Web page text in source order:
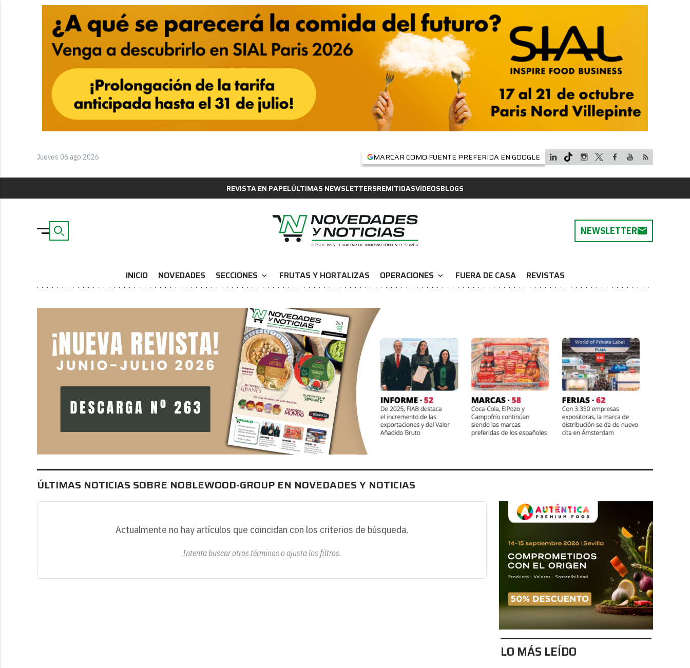
Jueves 06 ago 2026 MARCAR COMO FUENTE PREFERIDA EN GOOGLE
REVISTA EN PAPELÚLTIMAS NEWSLETTERSREMITIDASVÍDEOSBLOGS
NEWSLETTER
INICIO NOVEDADES SECCIONES expand_more FRUTAS Y HORTALIZAS OPERACIONES expand_more FUERA DE CASA REVISTAS
ÚLTIMAS NOTICIAS SOBRE NOBLEWOOD-GROUP EN NOVEDADES Y NOTICIAS
Actualmente no hay artículos que coincidan con los criterios de búsqueda.
Intenta buscar otros términos o ajusta los filtros.
LO MÁS LEÍDO